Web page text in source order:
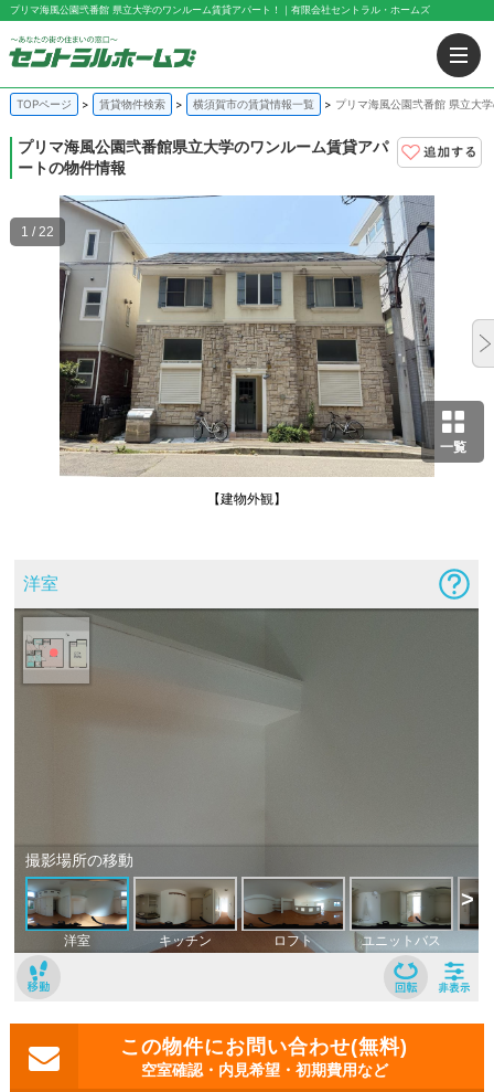
プリマ海風公園弐番館 県立大学のワンルーム賃貸アパート！｜有限会社セントラル・ホームズ
TOPページ 賃貸物件検索 横須賀市の賃貸情報一覧 プリマ海風公園弐番館 県立大
プリマ海風公園弐番館県立大学のワンルーム賃貸アパ
ートの物件情報
一覧
【建物外観】
1 / 22
空室確認・内見希望・初期費用など